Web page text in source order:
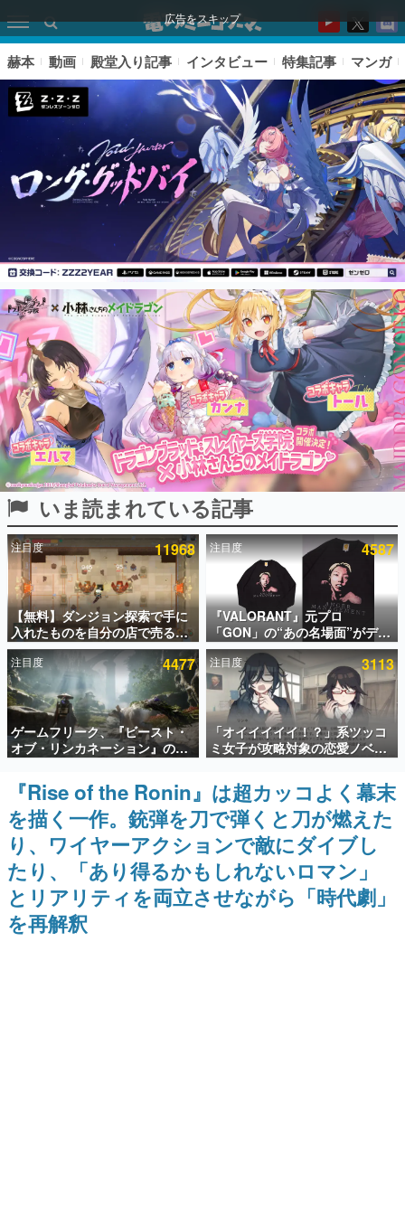
広告をスキップ
ピックアップ
電ファミのいま読まれている記事ランキング
アプリセール情報
インタビュー
連載・特集一覧
殿堂入り記事
SNS拡散数が数千以上！ ページビュー数万以上！ などな
ど。多くの人々に読まれた、電ファミ渾身の“殿堂入り”記
事をまとめました。
ゲームの企画書
名作ゲームクリエイターの方々に製作時のエピソードをお
聞きし、ヒットする企画（ゲーム）とは何か？を探ってい
きます。
赫本
この物語を解いてはいけない。『赫本』は、〈試験問題〉
の形をした短編ホラー小説集です。
新世代に訊く
これからのデジタルゲーム市場を担う若きクリエイター達
の姿を追い、彼らのルーツと情熱を探っていきます。
ゲーム世代の作家たち
ゲームに多大な影響を受けた作家さんに取材し、ゲームが
日本のコンテンツ産業やカルチャーに与えた影響を探る企
画です。
日本モバイルゲーム産業史
日本のモバイルゲーム史における主要なトピック・タイト
ルを網羅するほか、開発者へのインタビューや識者による
解説を掲載。約20年の歴史が一望できる決定版！
赫本 動画 殿堂入り記事 インタビュー 特集記事 マンガ
いま読まれている記事
注目度 11968
【無料】ダンジョン探索で手に
入れたものを自分の店で売るゲ
ーム『Moonlighter』がSteam
にて無料配布中！続編
『Moonlighter 2』の9月2日正
式リリースを記念したキャンペ
ーン
注目度 4587
『VALORANT』元プロ
「GON」の“あの名場面”がデザ
インされた新作グッズが本日8月
5日より期間限定で発売。Tシャ
ツやコインケース、アクキーな
どが全品受注生産で登場、過去
に発売したグッズの再販も
注目度 4477
ゲームフリーク、『ビースト・
オブ・リンカネーション』の継
続的なアプデ方針を表明。ユー
ザーからの意見を真摯に受け止
めて対応へ。修正パッチは約1週
間以内に配信される予定
注目度 3113
「オイイイイイ！？」系ツッコ
ミ女子が攻略対象の恋愛ノベル
ゲーム『美術部カノジョ』
Steamストアページが公開。
「お前らーそろそろ自重しろ
ー？＾＾」暗黒微笑の夢女子
や、萌え声不思議ちゃん女子と
青春を謳歌
『Rise of the Ronin』は超カッコよく幕末
を描く一作。銃弾を刀で弾くと刀が燃えた
り、ワイヤーアクションで敵にダイブし
たり、「あり得るかもしれないロマン」
とリアリティを両立させながら「時代劇」
を再解釈